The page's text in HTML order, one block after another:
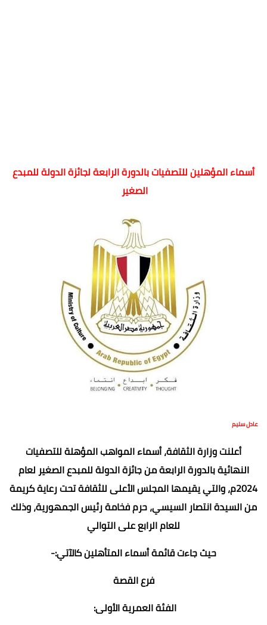
أسماء المؤهلين للتصفيات بالدورة الرابعة لجائزة الدولة للمبدع
الصغير
عادل سليم
أعلنت وزارة الثقافة، أسماء المواهب المؤهلة للتصفيات
النهائية بالدورة الرابعة من جائزة الدولة للمبدع الصغير لعام
2024م، والتي يقيمها المجلس الأعلى للثقافة تحت رعاية كريمة
من السيدة انتصار السيسي، حرم فخامة رئيس الجمهورية، وذلك
للعام الرابع على التوالي
حيث جاءت قائمة أسماء المتأهلين كالآتي:-
فرع القصة
الفئة العمرية الأولى: